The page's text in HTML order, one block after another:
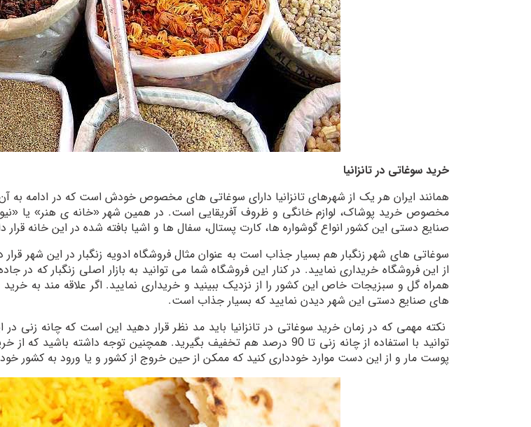
خرید سوغاتی در تانزانیا
همانند ایران هر یک از شهرهای تانزانیا دارای سوغاتی های مخصوص خودش است که در ادامه به آن
مخصوص خرید پوشاک، لوازم خانگی و ظروف آفریقایی است. در همین شهر «خانه ی هنر» یا
صنایع دستی این کشور انواع گوشواره ها، کارت پستال، سفال ها و اشیا بافته شده در این خانه قرار
سوغاتی های شهر زنگبار هم بسیار جذاب است به عنوان مثال فروشگاه ادویه زنگبار در این شهر
از این فروشگاه خریداری نمایید. در کنار این فروشگاه شما می توانید به بازار اصلی زنگبار که در
همراه گل و سبزیجات خاص این کشور را از نزدیک ببینید و خریداری نمایید. اگر علاقه مند به
های صنایع دستی این شهر دیدن نمایید که بسیار جذاب است.
نکته مهمی که در زمان خرید سوغاتی در تانزانیا باید مد نظر قرار دهید این است که چانه
توانید با استفاده از چانه زنی تا 90 درصد هم تخفیف بگیرید. همچنین توجه
پوست مار و از این دست موارد خودداری کنید که ممکن از حین خروج از کشور و یا ورود به کشور